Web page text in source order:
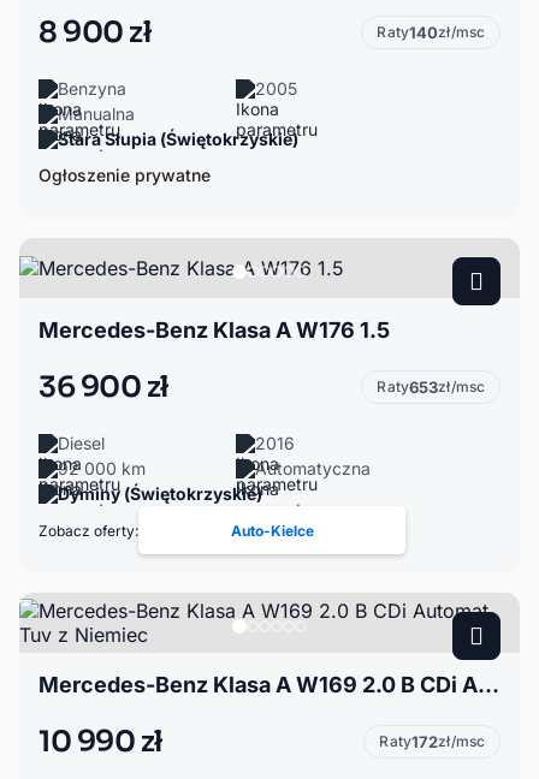
8 900 zł Raty140zł/msc
Benzyna
2005
Manualna
Stara Słupia (Świętokrzyskie)
Ogłoszenie prywatne
Mercedes-Benz Klasa A W176 1.5
36 900 zł Raty653zł/msc
Diesel
2016
92 000 km
Automatyczna
Dyminy (Świętokrzyskie)
Zobacz oferty: Auto-Kielce
Mercedes-Benz Klasa A W169 2.0 B CDi Automat Tuv z Niemiec
10 990 zł Raty172zł/msc